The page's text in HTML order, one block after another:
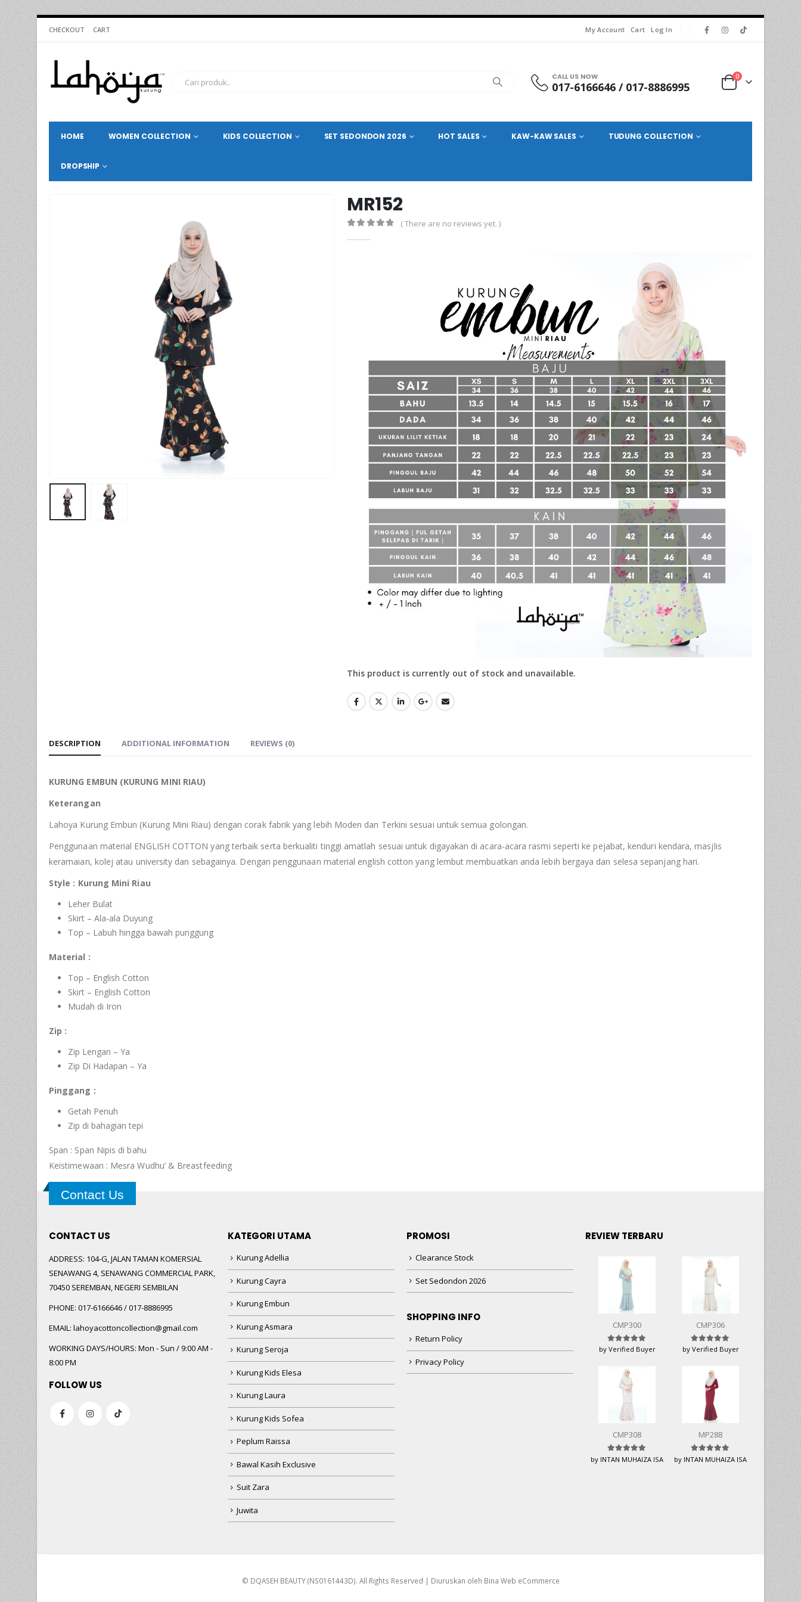
CHECKOUT CART My Account Cart Log In
CALL US NOW
017-6166646 / 017-8886995
0
HOME WOMEN COLLECTION KIDS COLLECTION SET SEDONDON 2026 HOT SALES KAW-KAW SALES TUDUNG COLLECTION
DROPSHIP
MR152
( There are no reviews yet. )
This product is currently out of stock and unavailable.
DESCRIPTION ADDITIONAL INFORMATION REVIEWS (0)
KURUNG EMBUN (KURUNG MINI RIAU)
Keterangan
Lahoya Kurung Embun (Kurung Mini Riau) dengan corak fabrik yang lebih Moden dan Terkini sesuai untuk semua golongan.
Penggunaan material ENGLISH COTTON yang terbaik serta berkualiti tinggi amatlah sesuai untuk digayakan di acara-acara rasmi seperti ke pejabat, kenduri kendara, masjlis
keramaian, kolej atau university dan sebagainya. Dengan penggunaan material english cotton yang lembut membuatkan anda lebih bergaya dan selesa sepanjang hari.
Style : Kurung Mini Riau
Leher Bulat
Skirt – Ala-ala Duyung
Top – Labuh hingga bawah punggung
Material :
Top – English Cotton
Skirt – English Cotton
Mudah di Iron
Zip :
Zip Lengan – Ya
Zip Di Hadapan – Ya
Pinggang :
Getah Penuh
Zip di bahagian tepi
Span : Span Nipis di bahu
Keistimewaan : Mesra Wudhu’ & Breastfeeding
Contact Us
CONTACT US
ADDRESS: 104-G, JALAN TAMAN KOMERSIAL
SENAWANG 4, SENAWANG COMMERCIAL PARK,
70450 SEREMBAN, NEGERI SEMBILAN
PHONE: 017-6166646 / 017-8886995
EMAIL: lahoyacottoncollection@gmail.com
WORKING DAYS/HOURS: Mon - Sun / 9:00 AM -
8:00 PM
FOLLOW US
KATEGORI UTAMA
Kurung Adellia
Kurung Cayra
Kurung Embun
Kurung Asmara
Kurung Seroja
Kurung Kids Elesa
Kurung Laura
Kurung Kids Sofea
Peplum Raissa
Bawal Kasih Exclusive
Suit Zara
Juwita
PROMOSI
Clearance Stock
Set Sedondon 2026
SHOPPING INFO
Return Policy
Privacy Policy
REVIEW TERBARU
CMP300
Rated5 out of 5
by Verified Buyer
CMP306
Rated5 out of 5
by Verified Buyer
CMP308
Rated 5out of 5
by INTAN MUHAIZA ISA
MP288
Rated 5out of 5
by INTAN MUHAIZA ISA
© DQASEH BEAUTY (NS0161443D). All Rights Reserved | Diuruskan oleh Bina Web eCommerce